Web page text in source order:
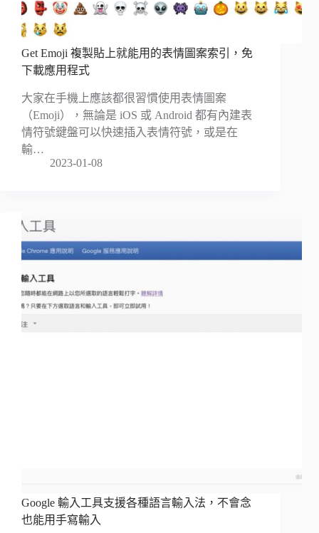
Get Emoji 複製貼上就能用的表情圖案索引，免
下載應用程式
大家在手機上應該都很習慣使用表情圖案
（Emoji），無論是 iOS 或 Android 都有內建表
情符號鍵盤可以快速插入表情符號，或是在
輸…
2023-01-08
Google 輸入工具支援各種語言輸入法，不會念
也能用手寫輸入